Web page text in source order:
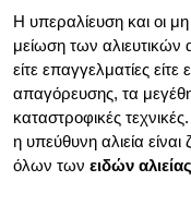
Η υπεραλίευση και οι
μείωση των αλιευτικών
είτε επαγγελματίες
απαγόρευσης, τα
καταστροφικές
η υπεύθυνη αλιεία
όλων των ειδών αλιείας